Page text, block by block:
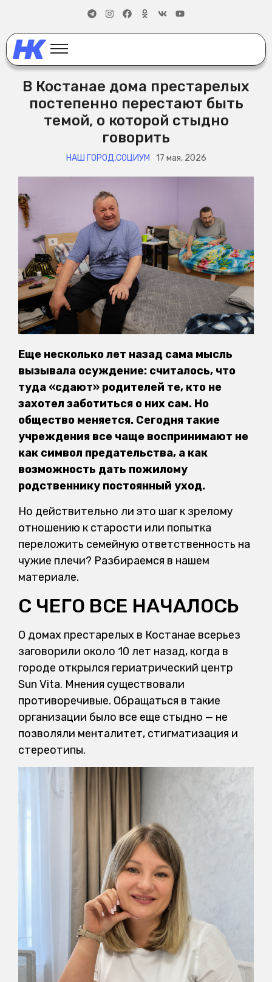
В Костанае дома престарелых
постепенно перестают быть
темой, о которой стыдно
говорить
НАШ ГОРОД,СОЦИУМ 17 мая, 2026
Еще несколько лет назад сама мысль
вызывала осуждение: считалось, что
туда «сдают» родителей те, кто не
захотел заботиться о них сам. Но
общество меняется. Сегодня такие
учреждения все чаще воспринимают не
как символ предательства, а как
возможность дать пожилому
родственнику постоянный уход.
Но действительно ли это шаг к зрелому
отношению к старости или попытка
переложить семейную ответственность на
чужие плечи? Разбираемся в нашем
материале.
С ЧЕГО ВСЕ НАЧАЛОСЬ
О домах престарелых в Костанае всерьез
заговорили около 10 лет назад, когда в
городе открылся гериатрический центр
Sun Vita. Мнения существовали
противоречивые. Обращаться в такие
организации было все еще стыдно — не
позволяли менталитет, стигматизация и
стереотипы.